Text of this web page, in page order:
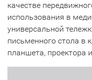
качестве
использования в
универсальной
письменного стола в
планшета, проектора